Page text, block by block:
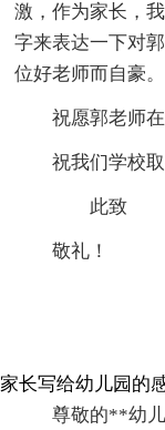
激，作为家长，
字来表达一下对
位好老师而自豪。
祝愿郭老师
祝我们学校
此致
敬礼！
家长写给幼儿园的
尊敬的**幼